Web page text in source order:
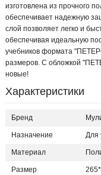
изготовлена из прочного
обеспечивает надежную
слой позволяет легко и
обеспечивая идеальную
учебников формата
размеров. С обложкой
новые!
Характеристики
Бренд
Назначение Для
Материал
Размер